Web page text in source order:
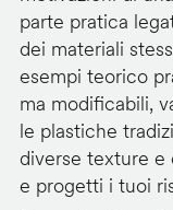
parte pratica
dei materiali
esempi teorico
ma modificabili,
le plastiche
diverse texture e
e progetti i tuoi